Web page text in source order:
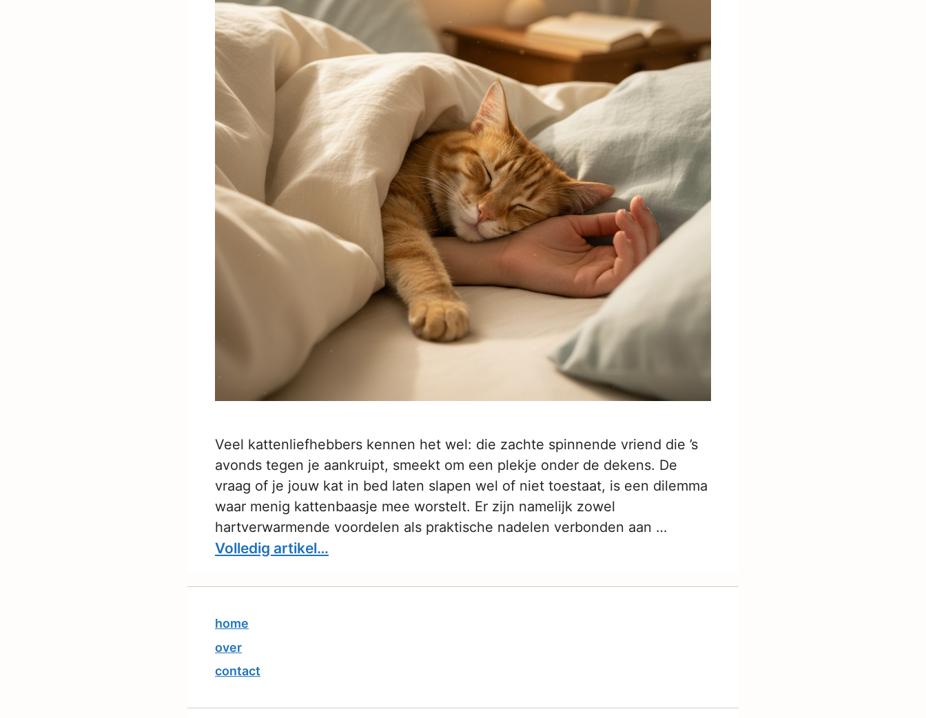
Veel kattenliefhebbers kennen het wel: die zachte spinnende vriend die ’s
avonds tegen je aankruipt, smeekt om een plekje onder de dekens. De
vraag of je jouw kat in bed laten slapen wel of niet toestaat, is een dilemma
waar menig kattenbaasje mee worstelt. Er zijn namelijk zowel
hartverwarmende voordelen als praktische nadelen verbonden aan …
Volledig artikel…
home
over
contact